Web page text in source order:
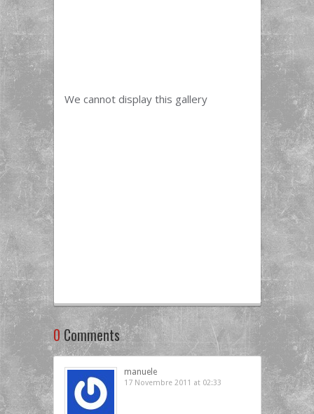
We cannot display this gallery
0Comments
manuele
17 Novembre 2011 at 02:33